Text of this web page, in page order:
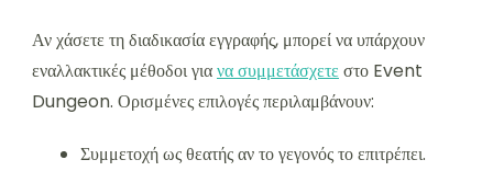
Αν χάσετε τη διαδικασία εγγραφής, μπορεί να υπάρχουν
εναλλακτικές μέθοδοι γιανα συμμετάσχετε στο Event
Dungeon. Ορισμένες επιλογές περιλαμβάνουν:
Συμμετοχή ως θεατής αν το γεγονός το επιτρέπει.